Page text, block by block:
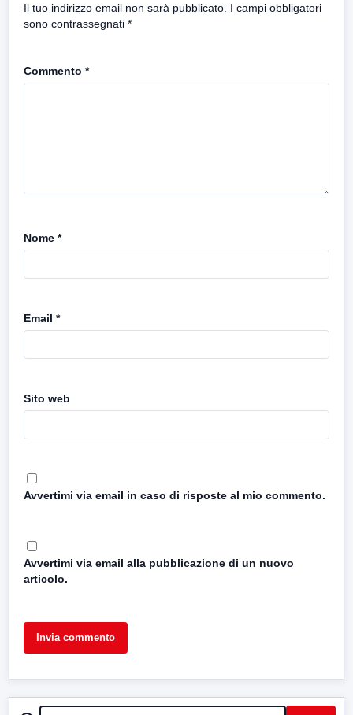
Il tuo indirizzo email non sarà pubblicato. I campi obbligatori
sono contrassegnati *
Commento *
Nome *
Email *
Sito web
Avvertimi via email in caso di risposte al mio commento.
Avvertimi via email alla pubblicazione di un nuovo
articolo.